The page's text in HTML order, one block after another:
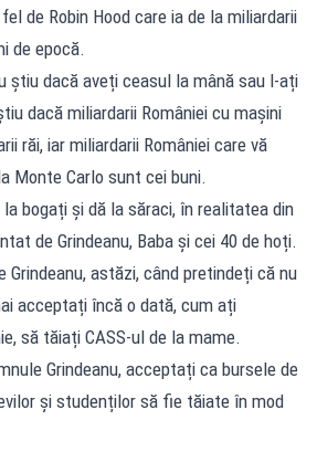
de Robin Hood care ia de la miliardarii
de epocă.
știu dacă aveți ceasul la mână sau l-ați
dacă miliardarii României cu mașini
răi, iar miliardarii României care vă
Monte Carlo sunt cei buni.
la bogați și dă la săraci, în realitatea din
de Grindeanu, Baba și cei 40 de hoți.
Grindeanu, astăzi, când pretindeți că nu
acceptați încă o dată, cum ați
să tăiați CASS-ul de la mame.
Grindeanu, acceptați ca bursele de
și studenților să fie tăiate în mod